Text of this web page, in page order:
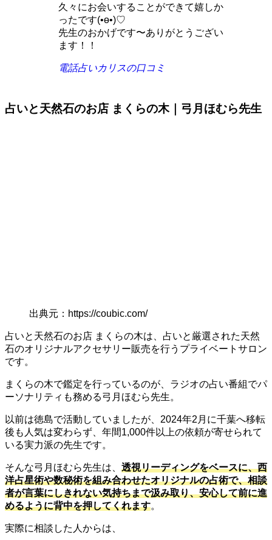
久々にお会いすることができて嬉しか
ったです(•ө•)♡
先生のおかげです〜ありがとうござい
ます！！
電話占いカリスの口コミ
占いと天然石のお店 まくらの木｜弓月ほむら先生
出典元：https://coubic.com/
占いと天然石のお店 まくらの木は、占いと厳選された天然
石のオリジナルアクセサリー販売を行うプライベートサロン
です。
まくらの木で鑑定を行っているのが、ラジオの占い番組でパ
ーソナリティも務める弓月ほむら先生。
以前は徳島で活動していましたが、2024年2月に千葉へ移転
後も人気は変わらず、年間1,000件以上の依頼が寄せられて
いる実力派の先生です。
そんな弓月ほむら先生は、 透視リーディングをベースに、西
洋占星術や数秘術を組み合わせたオリジナルの占術で、相談
者が言葉にしきれない気持ちまで汲み取り、安心して前に進
めるように背中を押してくれます。
実際に相談した人からは、